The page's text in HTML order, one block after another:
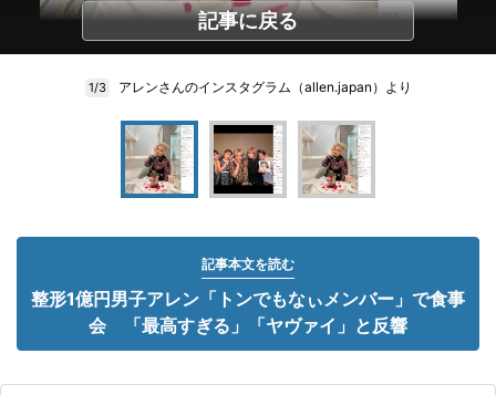
記事に戻る
1/3 アレンさんのインスタグラム（allen.japan）より
記事本文を読む
整形1億円男子アレン「トンでもなぃメンバー」で食事
会 「最高すぎる」「ヤヴァイ」と反響